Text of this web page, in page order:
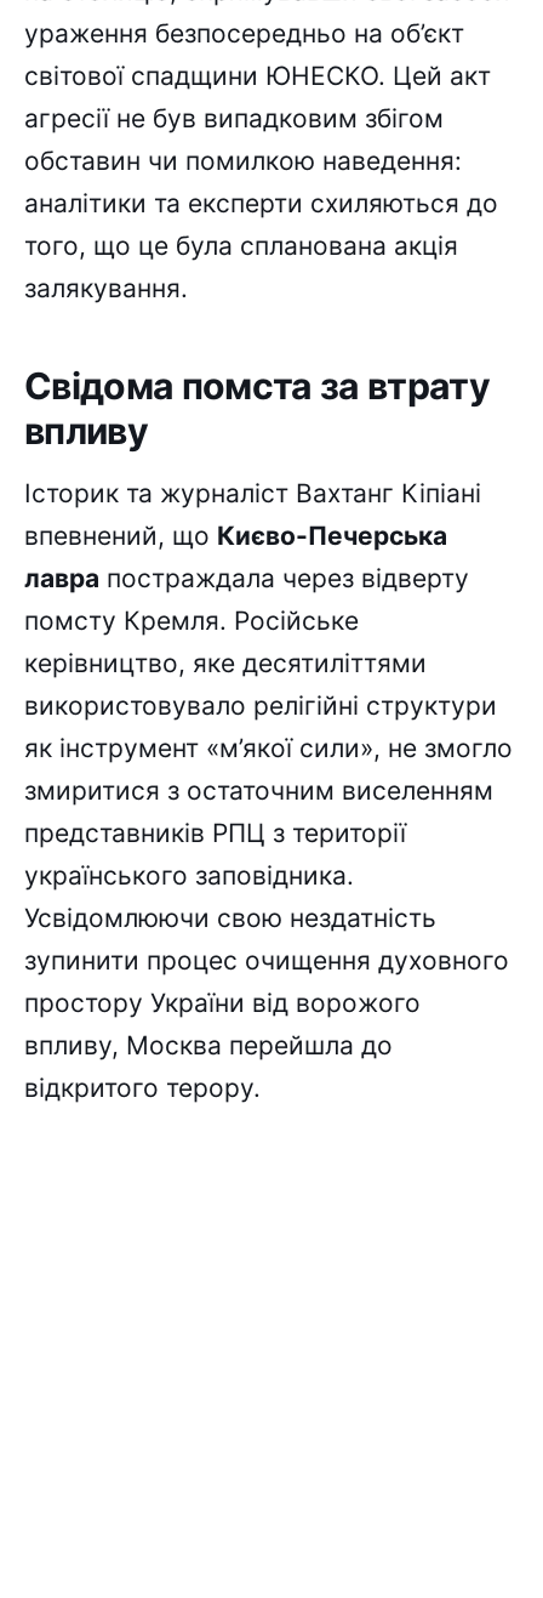
ураження безпосередньо на об’єкт
світової спадщини ЮНЕСКО. Цей акт
агресії не був випадковим збігом
обставин чи помилкою наведення:
аналітики та експерти схиляються до
того, що це була спланована акція
залякування.
Свідома помста за втрату
впливу
Історик та журналіст Вахтанг Кіпіані
впевнений, що Києво-Печерська
лавра постраждала через відверту
помсту Кремля. Російське
керівництво, яке десятиліттями
використовувало релігійні структури
як інструмент «м’якої сили», не змогло
змиритися з остаточним виселенням
представників РПЦ з території
українського заповідника.
Усвідомлюючи свою нездатність
зупинити процес очищення духовного
простору України від ворожого
впливу, Москва перейшла до
відкритого терору.